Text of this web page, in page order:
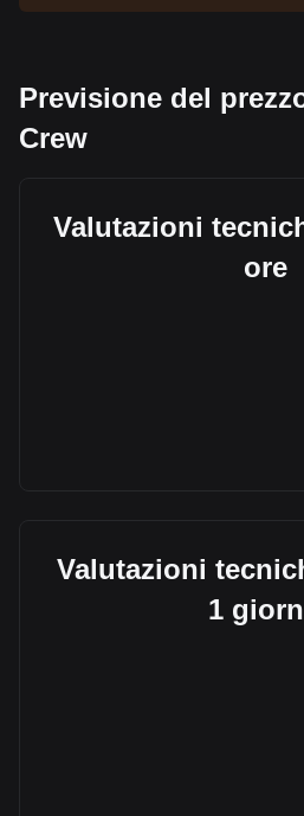
Previsione del
Crew
Valutazioni
ore
Valutazioni
1